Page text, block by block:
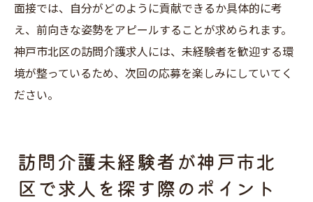
面接では、自分がどのように貢献できるか具体的に考
え、前向きな姿勢をアピールすることが求められます。
神戸市北区の訪問介護求人には、未経験者を歓迎する環
境が整っているため、次回の応募を楽しみにしていてく
ださい。
訪問介護未経験者が神戸市北
区で求人を探す際のポイント